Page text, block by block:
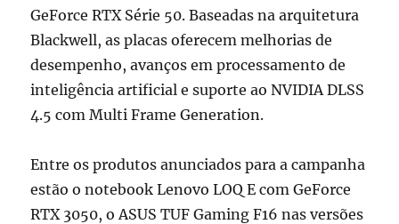
GeForce RTX Série 50. Baseadas na arquitetura
Blackwell, as placas oferecem melhorias de
desempenho, avanços em processamento de
inteligência artificial e suporte ao NVIDIA DLSS
4.5 com Multi Frame Generation.
Entre os produtos anunciados para a campanha
estão o notebook Lenovo LOQ E com GeForce
RTX 3050, o ASUS TUF Gaming F16 nas versões